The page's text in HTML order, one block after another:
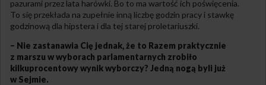
pazurami przez lata harówki. Bo to ma wartość ich poświęcenia.
To się przekłada na zupełnie inną liczbę godzin pracy i stawkę
godzinową dla hipstera i dla tej starej proletariuszki.
– Nie zastanawia Cię jednak, że to Razem praktycznie
z marszu w wyborach parlamentarnych zrobiło
kilkuprocentowy wynik wyborczy? Jedną nogą byli już
w Sejmie.